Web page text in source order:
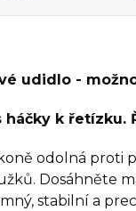
udidlo -
háčky k řetízku.
odolná proti
Dosáhněte
stabilní a